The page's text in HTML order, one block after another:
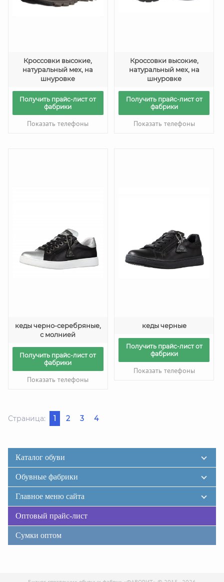
Кроссовки высокие,
натуральный мех, на
шнуровке
Получить прайс-лист от
фабрики
Показать телефоны
Кроссовки высокие,
натуральный мех, на
шнуровке
Получить прайс-лист от
фабрики
Показать телефоны
кеды черно-серебряные,
с молнией
Получить прайс-лист от
фабрики
Показать телефоны
кеды черные
Получить прайс-лист от
фабрики
Показать телефоны
Страница: 1 2 3 4
Каталог обуви
Обувные фабрики
Главное меню сайта
Оптовый прайс-лист
Сумки оптом